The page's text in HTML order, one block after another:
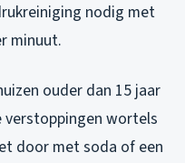
nodig met
minuut.
ouder dan 15 jaar
verstoppingen wortels
door met soda of een